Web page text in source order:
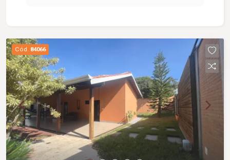
sendo uma excelente opção para morar ou
investir.
Cód. 84066